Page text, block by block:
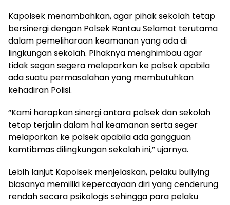
Kapolsek menambahkan, agar pihak sekolah tetap
bersinergi dengan Polsek Rantau Selamat terutama
dalam pemeliharaan keamanan yang ada di
lingkungan sekolah. Pihaknya menghimbau agar
tidak segan segera melaporkan ke polsek apabila
ada suatu permasalahan yang membutuhkan
kehadiran Polisi.
“Kami harapkan sinergi antara polsek dan sekolah
tetap terjalin dalam hal keamanan serta seger
melaporkan ke polsek apabila ada gangguan
kamtibmas dilingkungan sekolah ini,” ujarnya.
Lebih lanjut Kapolsek menjelaskan, pelaku bullying
biasanya memiliki kepercayaan diri yang cenderung
rendah secara psikologis sehingga para pelaku